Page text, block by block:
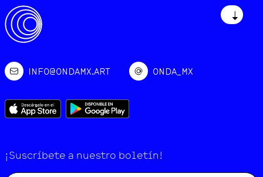
↓
INFO@ONDAMX.ART ONDA_MX
¡Suscríbete a nuestro boletín!